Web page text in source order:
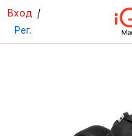
Вход /
Рег.